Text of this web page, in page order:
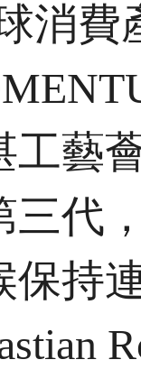
消費
工藝
三代
持